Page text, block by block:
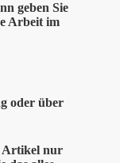
geben Sie
Arbeit im
oder über
Artikel nur